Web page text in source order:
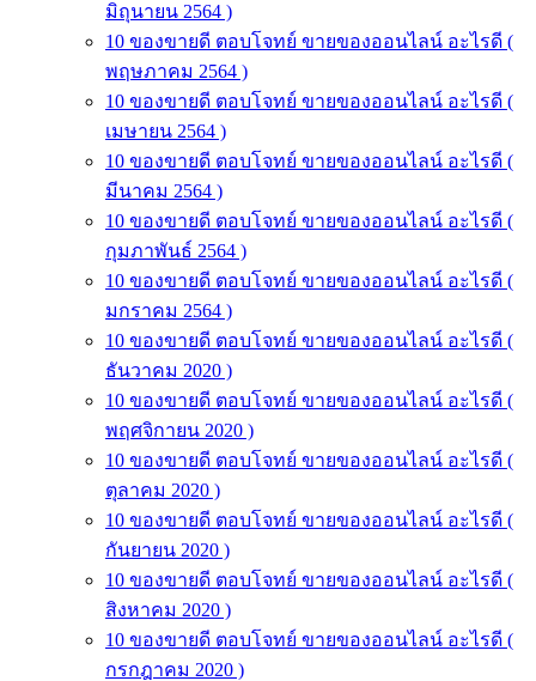
มิถุนายน 2564 )
10 ของขายดี ตอบโจทย์ ขายของออนไลน์ อะไรดี (
พฤษภาคม 2564 )
10 ของขายดี ตอบโจทย์ ขายของออนไลน์ อะไรดี (
เมษายน 2564 )
10 ของขายดี ตอบโจทย์ ขายของออนไลน์ อะไรดี (
มีนาคม 2564 )
10 ของขายดี ตอบโจทย์ ขายของออนไลน์ อะไรดี (
กุมภาพันธ์ 2564 )
10 ของขายดี ตอบโจทย์ ขายของออนไลน์ อะไรดี (
มกราคม 2564 )
10 ของขายดี ตอบโจทย์ ขายของออนไลน์ อะไรดี (
ธันวาคม 2020 )
10 ของขายดี ตอบโจทย์ ขายของออนไลน์ อะไรดี (
พฤศจิกายน 2020 )
10 ของขายดี ตอบโจทย์ ขายของออนไลน์ อะไรดี (
ตุลาคม 2020 )
10 ของขายดี ตอบโจทย์ ขายของออนไลน์ อะไรดี (
กันยายน 2020 )
10 ของขายดี ตอบโจทย์ ขายของออนไลน์ อะไรดี (
สิงหาคม 2020 )
10 ของขายดี ตอบโจทย์ ขายของออนไลน์ อะไรดี (
กรกฎาคม 2020 )